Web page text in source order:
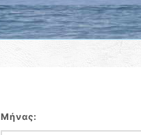
Μήνας: